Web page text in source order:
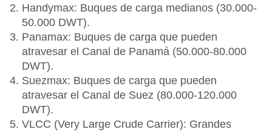
Handymax: Buques de carga medianos (30.000-
50.000 DWT).
Panamax: Buques de carga que pueden
atravesar el Canal de Panamá (50.000-80.000
DWT).
Suezmax: Buques de carga que pueden
atravesar el Canal de Suez (80.000-120.000
DWT).
VLCC (Very Large Crude Carrier): Grandes